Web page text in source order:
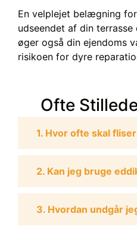
En velplejet belægning
udseendet af din terrasse
øger også din ejendoms
risikoen for dyre
Ofte
1. Hvor ofte skal
2. Kan jeg bruge
3. Hvordan undgår